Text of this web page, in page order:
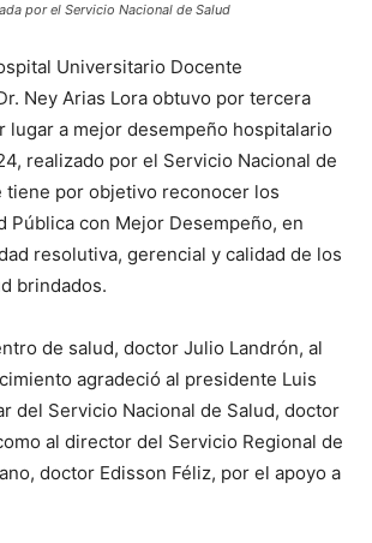
por el Servicio Nacional de Salud
Universitario Docente
Ney Arias Lora obtuvo por tercera
lugar a mejor desempeño hospitalario
realizado por el Servicio Nacional de
tiene por objetivo reconocer los
Pública con Mejor Desempeño, en
resolutiva, gerencial y calidad de los
brindados.
de salud, doctor Julio Landrón, al
agradeció al presidente Luis
del Servicio Nacional de Salud, doctor
al director del Servicio Regional de
doctor Edisson Féliz, por el apoyo a